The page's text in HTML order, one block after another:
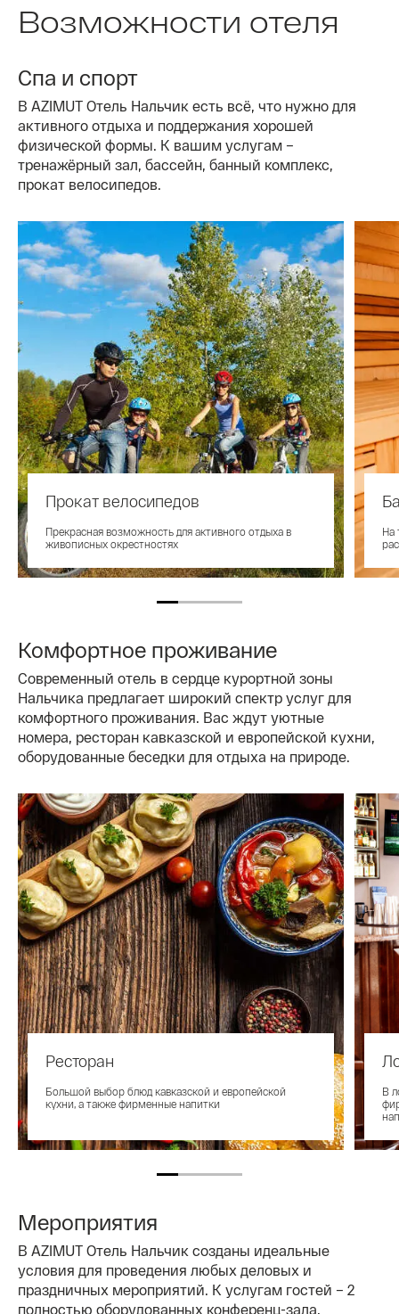
Возможности отеля
Спа и спорт
В AZIMUT Отель Нальчик есть всё, что нужно для
активного отдыха и поддержания хорошей
физической формы. К вашим услугам –
тренажёрный зал, бассейн, банный комплекс,
прокат велосипедов.
Прокат велосипедов
Прекрасная возможность для активного отдыха в
живописных окрестностях
На
Комфортное проживание
Современный отель в сердце курортной зоны
Нальчика предлагает широкий спектр услуг для
комфортного проживания. Вас ждут уютные
номера, ресторан кавказской и европейской кухни,
оборудованные беседки для отдыха на природе.
Ресторан
Большой выбор блюд кавказской и европейской
кухни, а также фирменные напитки
В
Мероприятия
В AZIMUT Отель Нальчик созданы идеальные
условия для проведения любых деловых и
праздничных мероприятий. К услугам гостей – 2
полностью оборудованных конференц-зала,